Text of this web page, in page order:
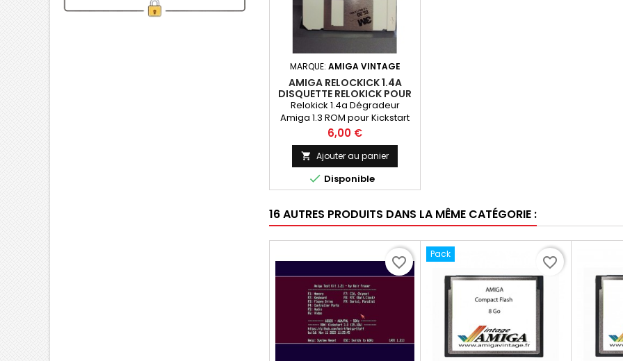
MARQUE: AMIGA VINTAGE
AMIGA RELOCKICK 1.4A
DISQUETTE RELOKICK POUR
TOUT AMIGA
Relokick 1.4a Dégradeur
Amiga 1.3 ROM pour Kickstart
A500+ A600 A1200 A2000
A3000 A4000
Prix
6,00 €
 Ajouter au panier
 Disponible
16 AUTRES PRODUITS DANS LA MÊME CATÉGORIE :
favorite_border
Pack
favorite_border